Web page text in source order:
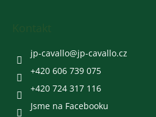
jp-cavallo@jp-cavallo.cz
+420 606 739 075
+420 724 317 116
Jsme na Facebooku